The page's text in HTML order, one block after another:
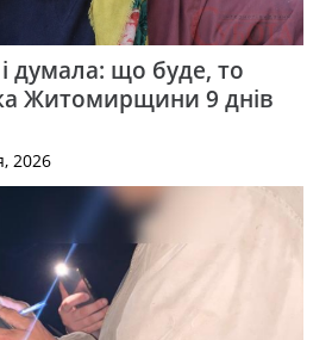
думала: що буде, то
Житомирщини 9 днів
2026